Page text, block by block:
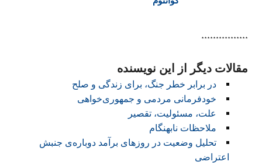
****************
مقالات دیگر از این نویسنده
در برابر خطر جنگ، برای زندگی و صلح
خودفرمانی مردمی و جمهوری‌خواهی
علت، مسئولیت، تقصیر
ملاحظات نابهنگام
تحلیل وضعیت در روزهای برآمد دوباره‌ی جنبش
اعتراضی